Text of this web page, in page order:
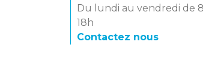
Du lundi au vendredi de
18h
Contactez nous